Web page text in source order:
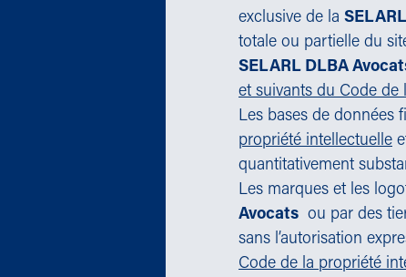
exclusive de la
totale ou partielle du
SELARL DLBA
et suivants du Code de
Les bases de données
propriété intellectuelle
quantitativement
Les marques et les
Avocats ou par des
sans l’autorisation
Code de la propriété